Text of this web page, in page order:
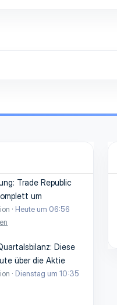
Trade Republic
um
Heute um 06:56
Diese
über die Aktie
Dienstag um 10:35